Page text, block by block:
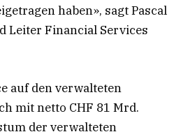
haben», sagt Pascal
Leiter Financial Services
auf den verwalteten
mit netto CHF 81 Mrd.
der verwalteten